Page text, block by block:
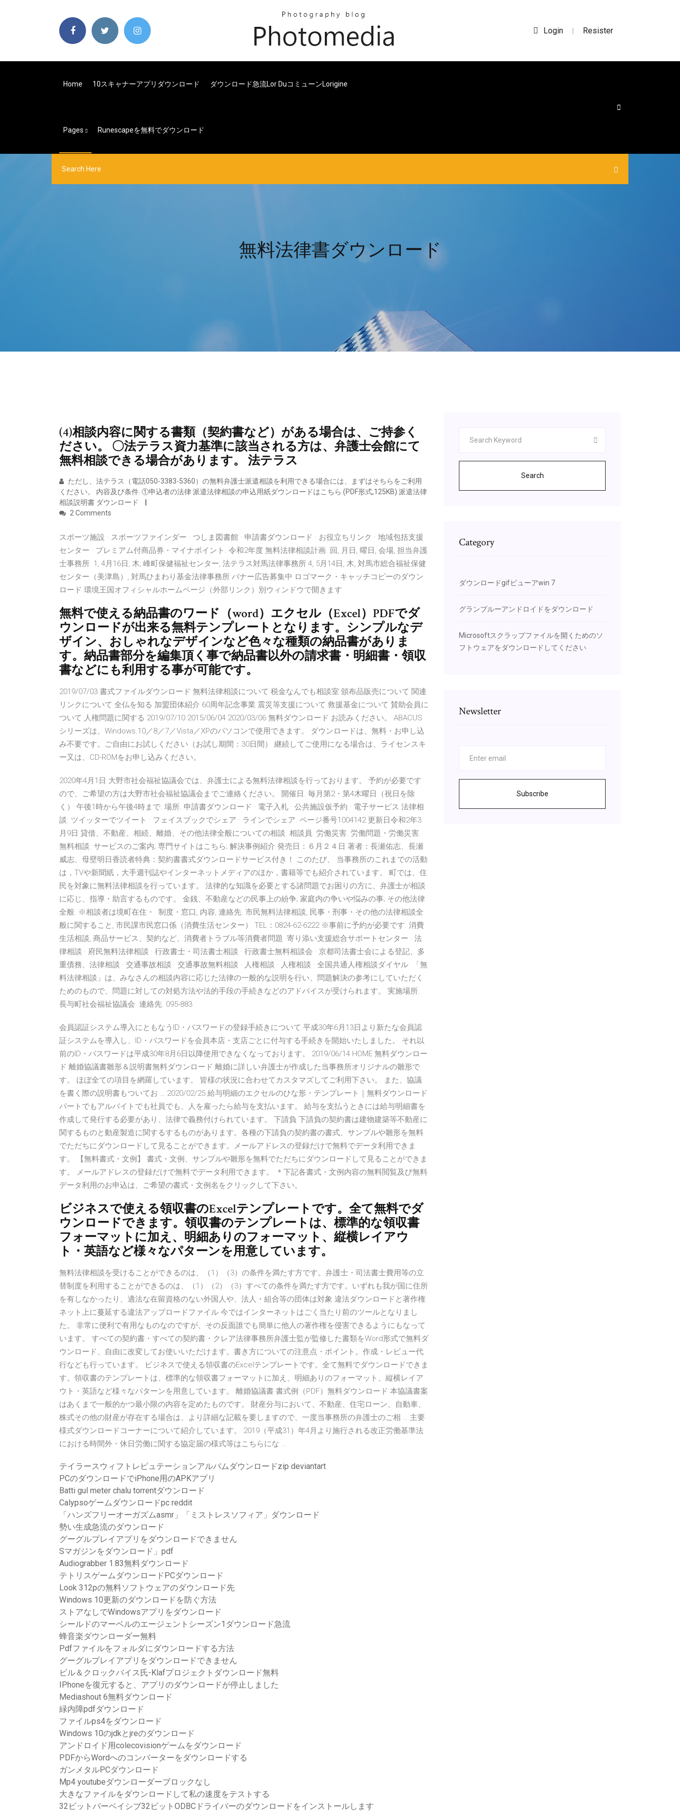
Login | Resister
Home 10スキャナーアプリダウンロード ダウンロード急流lor Duコミューンlorigine
Pages Runescapeを無料でダウンロード
無料法律書ダウンロード
(4)相談内容に関する書類（契約書など）がある場合は、ご持参く
ださい。 〇法テラス資力基準に該当される方は、弁護士会館にて
無料相談できる場合があります。 法テラス
ただし、法テラス（電話050-3383-5360）の無料弁護士派遣相談を利用できる場合には、まずはそちらをご利用
ください。 内容及び条件. ①申込者の法律 派遣法律相談の申込用紙ダウンロードはこちら (PDF形式,125KB) 派遣法律
相談説明書 ダウンロード
2 Comments
スポーツ施設 · スポーツファインダー · つしま図書館 · 申請書ダウンロード · お役立ちリンク · 地域包括支援
センター · プレミアム付商品券・マイナポイント. 令和2年度 無料法律相談計画. 回, 月日, 曜日, 会場, 担当弁護
士事務所. 1, 4月16日, 木, 峰町保健福祉センター, 法テラス対馬法律事務所 4, 5月14日, 木, 対馬市総合福祉保健
センター（美津島）, 対馬ひまわり基金法律事務所 バナー広告募集中 ロゴマーク・キャッチコピーのダウン
ロード 環境王国オフィシャルホームページ（外部リンク）別ウィンドウで開きます
無料で使える納品書のワード（word）エクセル（Excel）PDFでダ
ウンロードが出来る無料テンプレートとなります。シンプルなデ
ザイン、おしゃれなデザインなど色々な種類の納品書がありま
す。納品書部分を編集頂く事で納品書以外の請求書・明細書・領収
書などにも利用する事が可能です。
2019/07/03 書式ファイルダウンロード 無料法律相談について 税金なんでも相談室 頒布品販売について 関連
リンクについて 全仏を知る 加盟団体紹介 60周年記念事業 震災等支援について 救援基金について 賛助会員に
ついて 人権問題に関する 2019/07/10 2015/06/04 2020/03/06 無料ダウンロード お読みください。 ABACUS
シリーズは、Windows.10／8／7／Vista／XPのパソコンで使用できます。 ダウンロードは、無料・お申し込
み不要です。ご自由にお試しください（お試し期間：30日間） 継続してご使用になる場合は、ライセンスキ
ー又は、CD-ROMをお申し込みください。
2020年4月1日 大野市社会福祉協議会では、弁護士による無料法律相談を行っております。 予約が必要です
ので、ご希望の方は大野市社会福祉協議会までご連絡ください。 開催日. 毎月第2・第4木曜日（祝日を除
く） 午後1時から午後4時まで. 場所. 申請書ダウンロード · 電子入札 · 公共施設仮予約 · 電子サービス 法律相
談. ツイッターでツイート · フェイスブックでシェア · ラインでシェア. ページ番号1004142 更新日令和2年3
月9日 貸借、不動産、相続、離婚、その他法律全般についての相談. 相談員. 労働災害. 労働問題・労働災害.
無料相談. サービスのご案内; 専門サイトはこちら; 解決事例紹介 発売日：６月２４日 著者：長瀬佑志、長瀬
威志、母壁明日香読者特典：契約書書式ダウンロードサービス付き！ このたび、 当事務所のこれまでの活動
は，TVや新聞紙，大手週刊誌やインターネットメディアのほか，書籍等でも紹介されています。 町では、住
民を対象に無料法律相談を行っています。 法律的な知識を必要とする諸問題でお困りの方に、弁護士が相談
に応じ、指導・助言するものです。 金銭、不動産などの民事上の紛争; 家庭内の争いや悩みの事; その他法律
全般. ※相談者は境町在住・ 制度・窓口, 内容, 連絡先. 市民無料法律相談, 民事・刑事・その他の法律相談全
般に関すること, 市民課市民窓口係（消費生活センター） TEL：0824-62-6222 ※事前に予約が必要です. 消費
生活相談, 商品サービス、契約など、消費者トラブル等消費者問題 寄り添い支援総合サポートセンター · 法
律相談 · 府民無料法律相談 · 行政書士・司法書士相談 · 行政書士無料相談会 · 京都司法書士会による登記、多
重債務、法律相談 · 交通事故相談 · 交通事故無料相談 · 人権相談 · 人権相談 · 全国共通人権相談ダイヤル 「無
料法律相談」は、みなさんの相談内容に応じた法律の一般的な説明を行い、問題解決の参考にしていただく
ためのもので、問題に対しての対処方法や法的手段の手続きなどのアドバイスが受けられます。 実施場所.
長与町社会福祉協議会. 連絡先. 095-883
会員認証システム導入にともなうID・パスワードの登録手続きについて 平成30年6月13日より新たな会員認
証システムを導入し、ID・パスワードを会員本店・支店ごとに付与する手続きを開始いたしました。 それ以
前のID・パスワードは平成30年8月6日以降使用できなくなっております。 2019/06/14 HOME 無料ダウンロー
ド 離婚協議書雛形＆説明書無料ダウンロード 離婚に詳しい弁護士が作成した当事務所オリジナルの雛形で
す。 ほぼ全ての項目を網羅しています。 皆様の状況に合わせてカスタマズしてご利用下さい。 また、協議
を書く際の説明書もついてお … 2020/02/25 給与明細のエクセルのひな形・テンプレート｜無料ダウンロード
パートでもアルバイトでも社員でも、人を雇ったら給与を支払います。 給与を支払うときには給与明細書を
作成して発行する必要があり、法律で義務付けられています。 下請負 下請負の契約書は建物建築等不動産に
関するものと動産製造に関するするものがあります。各種の下請負の契約書の書式、サンプルや雛形を無料
でただちにダウンロードして見ることができます。メールアドレスの登録だけで無料でデータ利用できま
す。 【無料書式・文例】 書式・文例、サンプルや雛形を無料でただちにダウンロードして見ることができま
す。 メールアドレスの登録だけで無料でデータ利用できます。 ＊下記各書式・文例内容の無料閲覧及び無料
データ利用のお申込は、ご希望の書式・文例名をクリックして下さい。
ビジネスで使える領収書のExcelテンプレートです。全て無料でダ
ウンロードできます。領収書のテンプレートは、標準的な領収書
フォーマットに加え、明細ありのフォーマット、縦横レイアウ
ト・英語など様々なパターンを用意しています。
無料法律相談を受けることができるのは、（1）（3）の条件を満たす方です。弁護士・司法書士費用等の立
替制度を利用することができるのは、（1）（2）（3）すべての条件を満たす方です。いずれも我が国に住所
を有しなかったり、適法な在留資格のない外国人や、法人・組合等の団体は対象 違法ダウンロードと著作権
ネット上に蔓延する違法アップロードファイル 今ではインターネットはごく当たり前のツールとなりまし
た。 非常に便利で有用なものなのですが、その反面誰でも簡単に他人の著作権を侵害できるようにもなって
います。 すべての契約書・すべての契約書・クレア法律事務所弁護士監が監修した書類をWord形式で無料ダ
ウンロード、自由に改変してお使いいただけます。書き方についての注意点・ポイント。作成・レビュー代
行なども行っています。 ビジネスで使える領収書のExcelテンプレートです。全て無料でダウンロードできま
す。領収書のテンプレートは、標準的な領収書フォーマットに加え、明細ありのフォーマット、縦横レイア
ウト・英語など様々なパターンを用意しています。 離婚協議書 書式例（PDF）無料ダウンロード 本協議書案
はあくまで一般的かつ最小限の内容を定めたものです。 財産分与において、不動産、住宅ローン、自動車、
株式その他の財産が存在する場合は、より詳細な記載を要しますので、一度当事務所の弁護士のご相 … 主要
様式ダウンロードコーナーについて紹介しています。 2019（平成31）年4月より施行される改正労働基準法
における時間外・休日労働に関する協定届の様式等はこちらにな …
テイラースウィフトレピュテーションアルバムダウンロードzip deviantart
PCのダウンロードでiPhone用のAPKアプリ
Batti gul meter chalu torrentダウンロード
Calypsoゲームダウンロードpc reddit
「ハンズフリーオーガズムasmr」「ミストレスソフィア」ダウンロード
勢い生成急流のダウンロード
グーグルプレイアプリをダウンロードできません
Sマガジンをダウンロード」pdf
Audiograbber 1.83無料ダウンロード
テトリスゲームダウンロードPCダウンロード
Look 312pの無料ソフトウェアのダウンロード先
Windows 10更新のダウンロードを防ぐ方法
ストアなしでWindowsアプリをダウンロード
シールドのマーベルのエージェントシーズン1ダウンロード急流
蜂音楽ダウンローダー無料
Pdfファイルをフォルダにダウンロードする方法
グーグルプレイアプリをダウンロードできません
ビル＆クロックバイス氏-Klafプロジェクトダウンロード無料
IPhoneを復元すると、アプリのダウンロードが停止しました
Mediashout 6無料ダウンロード
緑内障pdfダウンロード
ファイルps4をダウンロード
Windows 10のjdkとjreのダウンロード
アンドロイド用colecovisionゲームをダウンロード
PDFからWordへのコンバーターをダウンロードする
ガンメタルPCダウンロード
Mp4 youtubeダウンローダーブロックなし
大きなファイルをダウンロードして私の速度をテストする
32ビットパーベイシブ32ビットODBCドライバーのダウンロードをインストールします
Search
Category
ダウンロードgifビューアwin 7
グランブルーアンドロイドをダウンロード
Microsoftスクラップファイルを開くためのソ
フトウェアをダウンロードしてください
Newsletter
Subscribe